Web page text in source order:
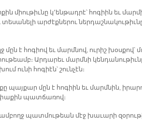
միու­թիւ­նը կ՚են­թադ­րէ՝ հո­գիին եւ
տե­սա­նե­լի ար­ժէք­նե­րու
է հո­գիով եւ մարմ­նով, ու­րիշ խօս­քով՝
Ար­դա­րեւ մարմ­նի
ու­նի հո­գիէն՝ շուն­չէն։
պայ­քար մըն է հո­գիին եւ մարմ­նին,
պատ­ճա­ռով։
պատ­մու­թեան մէջ խա­ւա­րի